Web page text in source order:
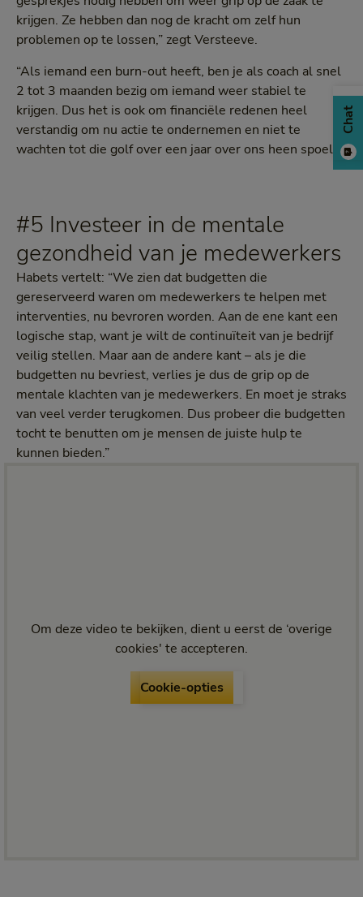
krijgen. Ze hebben dan nog de kracht om zelf hun
problemen op te lossen,” zegt Versteeve.
“Als iemand een burn-out heeft, ben je als coach al snel
2 tot 3 maanden bezig om iemand weer stabiel te
krijgen. Dus het is ook om financiële redenen heel
verstandig om nu actie te ondernemen en niet te
wachten tot die golf over een jaar over ons heen spoelt.”
#5 Investeer in de mentale
gezondheid van je medewerkers
Habets vertelt: “We zien dat budgetten die
gereserveerd waren om medewerkers te helpen met
interventies, nu bevroren worden. Aan de ene kant een
logische stap, want je wilt de continuïteit van je bedrijf
veilig stellen. Maar aan de andere kant – als je die
budgetten nu bevriest, verlies je dus de grip op de
mentale klachten van je medewerkers. En moet je straks
van veel verder terugkomen. Dus probeer die budgetten
tocht te benutten om je mensen de juiste hulp te
kunnen bieden.”
Om deze video te bekijken, dient u eerst de ‘overige
cookies' te accepteren.
Cookie-optiesCookie-opties
Chat